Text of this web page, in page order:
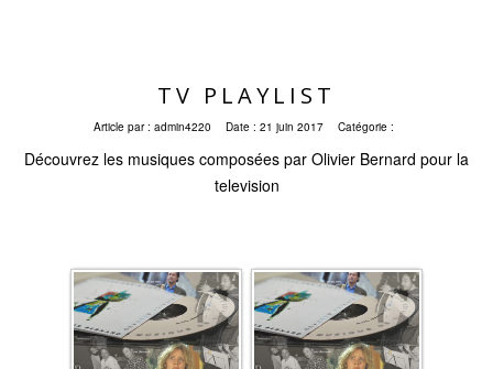
TV PLAYLIST
Article par : admin4220 Date : 21 juin 2017 Catégorie :
Découvrez les musiques composées par Olivier Bernard pour la
television